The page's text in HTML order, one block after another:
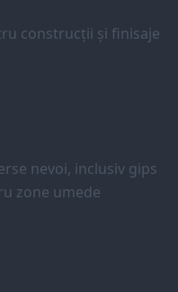
construcții și finisaje
nevoi, inclusiv gips
zone umede